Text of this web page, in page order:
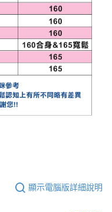
顯示電腦版詳細說明